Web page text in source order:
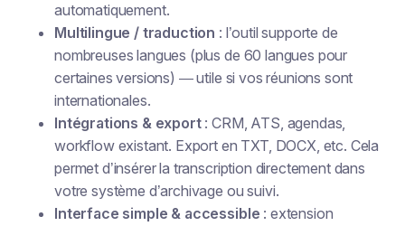
automatiquement.
Multilingue / traduction : l’outil supporte de
nombreuses langues (plus de 60 langues pour
certaines versions) — utile si vos réunions sont
internationales.
Intégrations & export: CRM, ATS, agendas,
workflow existant. Export en TXT, DOCX, etc. Cela
permet d’insérer la transcription directement dans
votre système d’archivage ou suivi.
Interface simple & accessible : extension